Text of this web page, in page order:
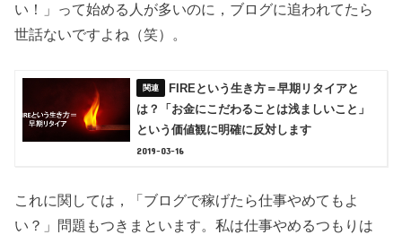
い！」って始める人が多いのに，ブログに追われてたら
世話ないですよね（笑）。
FIREという生き方＝早期リタイアと
は？「お金にこだわることは浅ましいこと」
という価値観に明確に反対します
2019-03-16
これに関しては，「ブログで稼げたら仕事やめてもよ
い？」問題もつきまといます。私は仕事やめるつもりは